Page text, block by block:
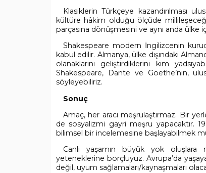
Klasiklerin Türkçeye kazandırılması
kültüre hâkim olduğu ölçüde
parçasına dönüşmesini ve aynı anda ülke
Shakespeare modern İngilizcenin
kabul edilir. Almanya, ülke dışındaki
olanaklarını geliştirdiklerini kim
Shakespeare, Dante ve Goethe’nin,
söyleyebiliriz.
Sonuç
Amaç, her aracı meşrulaştırmaz. Bir
de sosyalizmi gayri meşru yapacaktır.
bilimsel bir incelemesine başlayabilmek
Canlı yaşamın büyük yok oluşlara
yeteneklerine borçluyuz. Avrupa’da
değil, uyum sağlamaları/kaynaşmaları